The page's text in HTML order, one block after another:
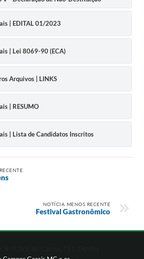
| EDITAL 01/2023
| Lei 8069-90 (ECA)
Arquivos | LINKS
| RESUMO
| Lista de Candidatos Inscritos
NOTÍCIA MENOS RECENTE
Festival Gastronômico